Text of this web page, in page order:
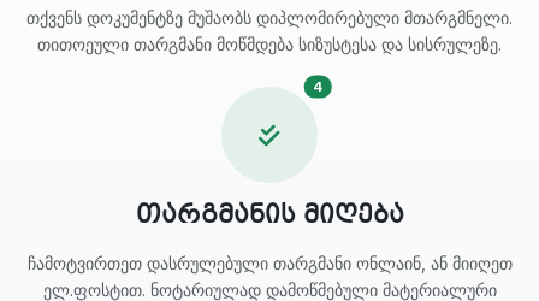
თქვენს დოკუმენტზე მუშაობს დიპლომირებული მთარგმნელი.
თითოეული თარგმანი მოწმდება სიზუსტესა და სისრულეზე.
4
თარგმანის მიღება
ჩამოტვირთეთ დასრულებული თარგმანი ონლაინ, ან მიიღეთ
ელ.ფოსტით. ნოტარიულად დამოწმებული მატერიალური